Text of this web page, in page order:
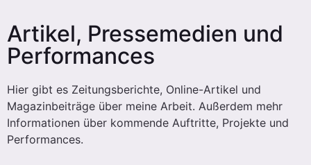
Artikel, Pressemedien und
Performances
Hier gibt es Zeitungsberichte, Online-Artikel und
Magazinbeiträge über meine Arbeit. Außerdem mehr
Informationen über kommende Auftritte, Projekte und
Performances.